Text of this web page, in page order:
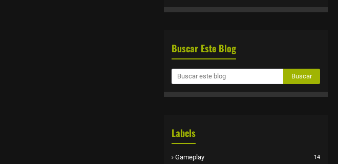
Buscar Este Blog
Labels
Gameplay 14